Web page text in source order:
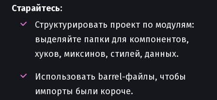
Старайтесь:
Структурировать проект по модулям:
выделяйте папки для компонентов,
хуков, миксинов, стилей, данных.
Использовать barrel-файлы, чтобы
импорты были короче.